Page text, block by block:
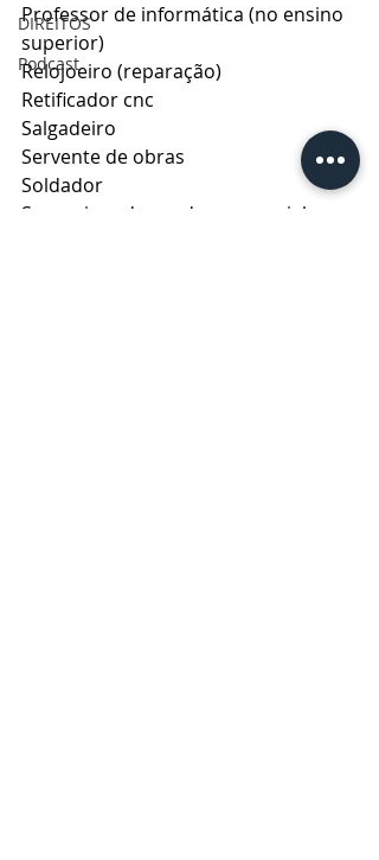
DIREITOS
Podcast
Professor de informática (no ensino
superior)
Relojoeiro (reparação)
Retificador cnc
Salgadeiro
Servente de obras
Soldador
Supervisor de vendas comercial